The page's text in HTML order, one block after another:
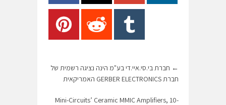
← חברת בי.סי.איי.די בע"מ הינה נציגה רשמית של
חברת GERBER ELECTRONICS האמריקאית
Mini-Circuits’ Ceramic MMIC Amplifiers, 10-